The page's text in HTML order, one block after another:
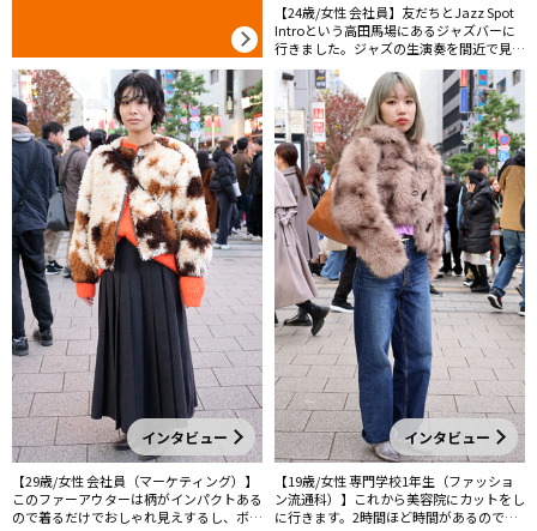
【24歳/女性 会社員】友だちとJazz Spot
Introという高田馬場にあるジャズバーに
行きました。ジャズの生演奏を間近で見れ
て、素敵な時間を過ごせました。
インタビュー
【29歳/女性 会社員（マーケティング）】
このファーアウターは柄がインパクトある
ので着るだけでおしゃれ見えするし、ボリ
インタビュー
【19歳/女性 専門学校1年生（ファッショ
ン流通科）】これから美容院にカットをし
に行きます。2時間ほど時間があるので新